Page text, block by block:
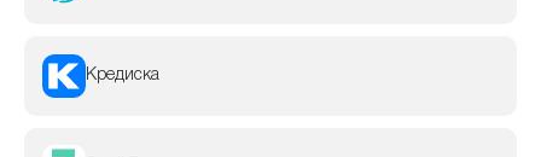
Кредиска